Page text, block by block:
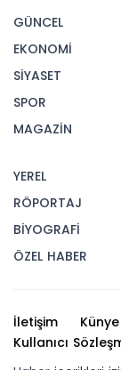
GÜNCEL
EKONOMİ
SİYASET
SPOR
MAGAZİN
YEREL
RÖPORTAJ
BİYOGRAFİ
ÖZEL HABER
İletişim Künye
Kullanıcı